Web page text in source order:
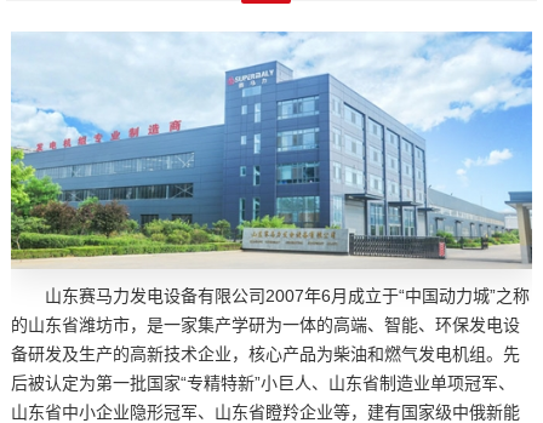
山东赛马力发电设备有限公司2007年6月成立于“中国动力城”之称
的山东省潍坊市，是一家集产学研为一体的高端、智能、环保发电设
备研发及生产的高新技术企业，核心产品为柴油和燃气发电机组。先
后被认定为第一批国家“专精特新”小巨人、山东省制造业单项冠军、
山东省中小企业隐形冠军、山东省瞪羚企业等，建有国家级中俄新能